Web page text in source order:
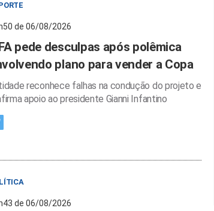
de 06/08/2026
pede desculpas após polêmica
plano para vender a Copa
reconhece falhas na condução do projeto e
apoio ao presidente Gianni Infantino
de 06/08/2026